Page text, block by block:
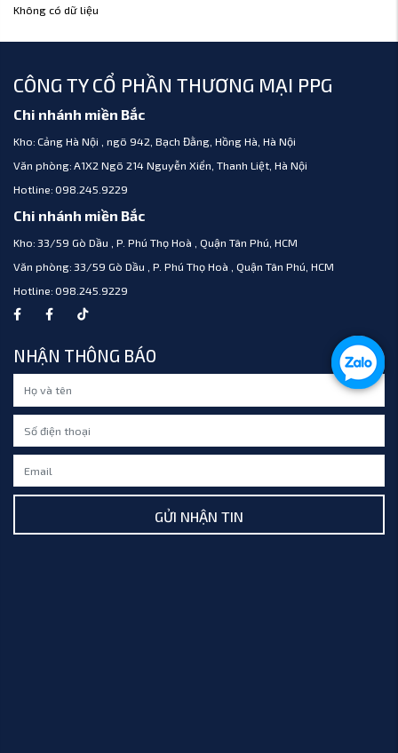
Không có dữ liệu
CÔNG TY CỔ PHẦN THƯƠNG MẠI PPG
Chi nhánh miền Bắc
Kho: Cảng Hà Nội , ngõ 942, Bạch Đằng, Hồng Hà, Hà Nội
Văn phòng: A1X2 Ngõ 214 Nguyễn Xiển, Thanh Liệt, Hà Nội
Hotline: 098.245.9229
Chi nhánh miền Bắc
Kho: 33/59 Gò Dầu , P. Phú Thọ Hoà , Quận Tân Phú, HCM
Văn phòng: 33/59 Gò Dầu , P. Phú Thọ Hoà , Quận Tân Phú, HCM
Hotline: 098.245.9229
NHẬN THÔNG BÁO
GỬI NHẬN TIN